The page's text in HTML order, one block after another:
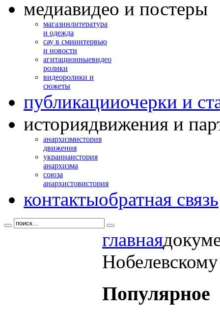
медиавидео и постеры
магазинлитература
и одежда
сау в смиинтервью
и новости
агитационныевидео
ролики
видеоролики и
сюжеты
публикацииочерки и
историядвижения и
анархизмистория
движения
украинаистория
анархизма
союза
анархистовистория
контактыобратная связь
главная
Популярное